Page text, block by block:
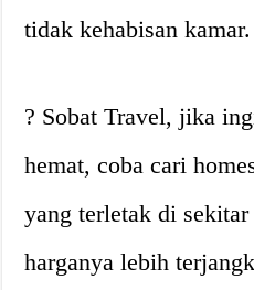
tidak kehabisan kamar.
? Sobat Travel, jika
hemat, coba cari
yang terletak di
harganya lebih